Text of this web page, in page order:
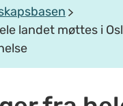
landet møttes i